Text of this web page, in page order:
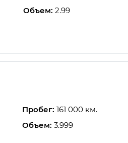
Объем: 2.99
Пробег: 161 000 км.
Объем: 3.999